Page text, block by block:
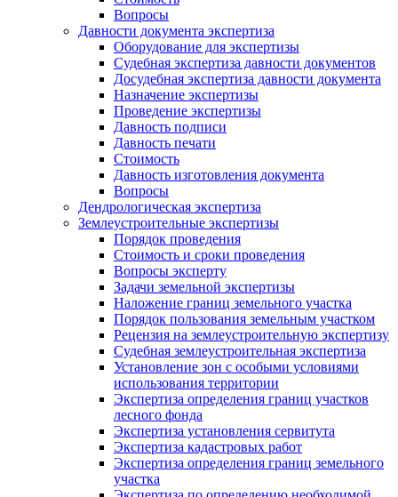
Вопросы
Давности документа экспертиза
Оборудование для экспертизы
Судебная экспертиза давности документов
Досудебная экспертиза давности документа
Назначение экспертизы
Проведение экспертизы
Давность подписи
Давность печати
Стоимость
Давность изготовления документа
Вопросы
Дендрологическая экспертиза
Землеустроительные экспертизы
Порядок проведения
Стоимость и сроки проведения
Вопросы эксперту
Задачи земельной экспертизы
Наложение границ земельного участка
Порядок пользования земельным участком
Рецензия на землеустроительную экспертизу
Судебная землеустроительная экспертиза
Установление зон с особыми условиями
использования территории
Экспертиза определения границ участков
лесного фонда
Экспертиза установления сервитута
Экспертиза кадастровых работ
Экспертиза определения границ земельного
участка